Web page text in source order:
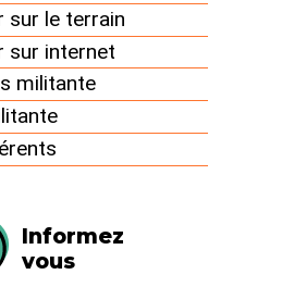
sur le terrain
sur internet
militante
Informez
vous
ans de retard - 7 milliards de
- une cuve défectueuse et des
vulnérabilités face à une
fiasco sous forme d’infographie.